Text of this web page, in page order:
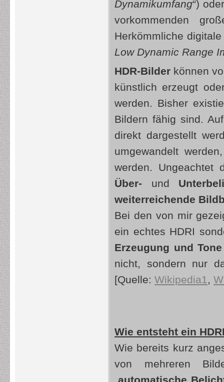
Dynamikumfang“)
vorkommenden
Herkömmliche
Low Dynamic Range
HDR-Bilder können
künstlich erzeugt
werden. Bisher
Bildern fähig sind.
direkt dargestellt
umgewandelt
werden. Ungeachtet
Über- und
weiterreichende
Bei den von mir
ein echtes HDRI
Erzeugung und
nicht, sondern nur
[Quelle: Wikipedia1,
Wie entsteht ein
Wie bereits kurz
von mehreren